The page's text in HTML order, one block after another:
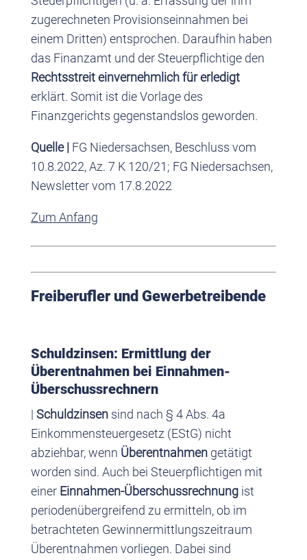
zugerechneten Provisionseinnahmen bei
einem Dritten) entsprochen. Daraufhin haben
das Finanzamt und der Steuerpflichtige den
Rechtsstreit einvernehmlich für erledigt
erklärt. Somit ist die Vorlage des
Finanzgerichts gegenstandslos geworden.
Quelle | FG Niedersachsen, Beschluss vom
10.8.2022, Az. 7 K 120/21; FG Niedersachsen,
Newsletter vom 17.8.2022
Zum Anfang
Freiberufler und Gewerbetreibende
Schuldzinsen: Ermittlung der
Überentnahmen bei Einnahmen-
Überschussrechnern
| Schuldzinsensind nach § 4 Abs. 4a
Einkommensteuergesetz (EStG) nicht
abziehbar, wenn Überentnahmengetätigt
worden sind. Auch bei Steuerpflichtigen mit
einer Einnahmen-Überschussrechnungist
periodenübergreifend zu ermitteln, ob im
betrachteten Gewinnermittlungszeitraum
Überentnahmen vorliegen. Dabei sind